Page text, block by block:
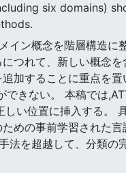
six domains)
イン概念を階層構造に
につれて、新しい概念
加することに重点を
できない。 本稿では
しい位置に挿入する。
めの事前学習された
法を超越して、分類の